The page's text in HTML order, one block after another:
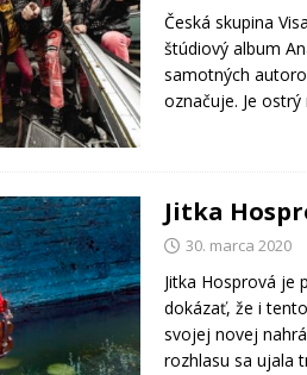
Česká skupina
štúdiový album
samotných
označuje. Je
Jitka
30. marca 2020
Jitka Hosprová je
dokázať, že i
svojej novej
rozhlasu sa ujala